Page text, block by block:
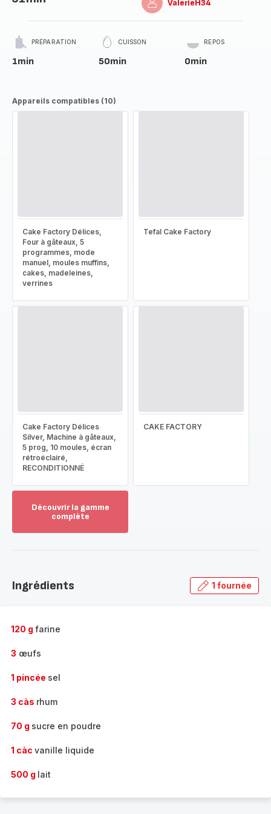
ValerieH34
PRÉPARATION
1min
CUISSON
50min
REPOS
0min
Appareils compatibles (10)
Cake Factory Délices,
Four à gâteaux, 5
programmes, mode
manuel, moules muffins,
cakes, madeleines,
verrines
Tefal Cake Factory
Cake Factory Délices
Silver, Machine à gâteaux,
5 prog, 10 moules, écran
rétroéclairé,
RECONDITIONNÉ
CAKE FACTORY
Découvrir la gamme
complète
gamme
Ingrédients 1 fournée
120 g farine
3 œufs
1 pincée sel
3 càs rhum
70 g sucre en poudre
1 càc vanille liquide
500 g lait